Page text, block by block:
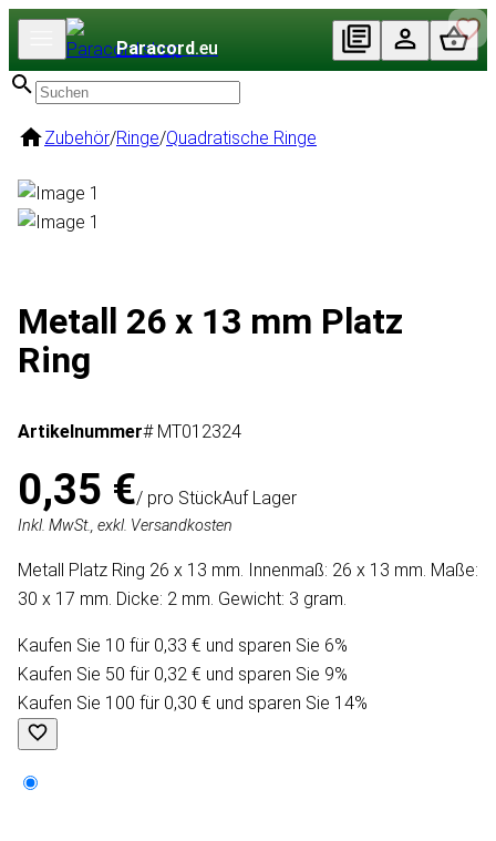
Paracord.eu
Zubehör/Ringe/Quadratische Ringe
Metall 26 x 13 mm Platz
Ring
Artikelnummer# MT012324
0,35 €/ pro StückAuf Lager
Inkl. MwSt., exkl. Versandkosten
Metall Platz Ring 26 x 13 mm. Innenmaß: 26 x 13 mm. Maße:
30 x 17 mm. Dicke: 2 mm. Gewicht: 3 gram.
Kaufen Sie 10 für 0,33 € und sparen Sie 6%
Kaufen Sie 50 für 0,32 € und sparen Sie 9%
Kaufen Sie 100 für 0,30 € und sparen Sie 14%